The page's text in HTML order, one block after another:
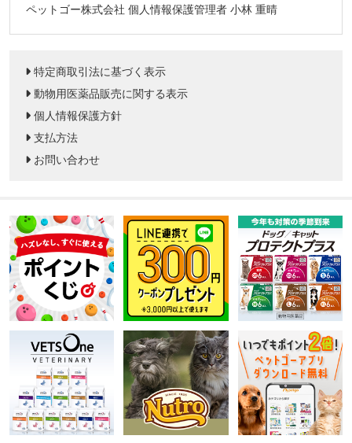
ペットゴー株式会社 個人情報保護管理者 小林 重晴
特定商取引法に基づく表示
動物用医薬品販売に関する表示
個人情報保護方針
支払方法
お問い合わせ